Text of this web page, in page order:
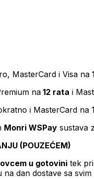
MasterCard i Visa na
na 12 rata i
i MasterCard na
Monri WSPay sustava
(POUZEĆEM)
u gotovini tek
dan dostave sa svim